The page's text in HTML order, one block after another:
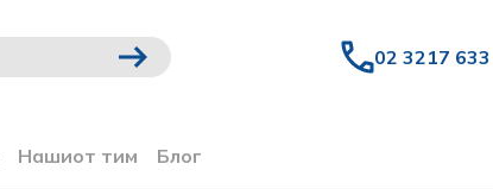
02 3217 633
Нашиот тим Блог